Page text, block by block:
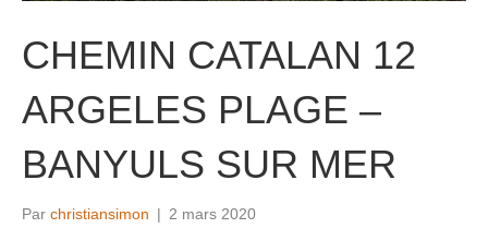
CHEMIN CATALAN 12
ARGELES PLAGE –
BANYULS SUR MER
Par christiansimon | 2 mars 2020